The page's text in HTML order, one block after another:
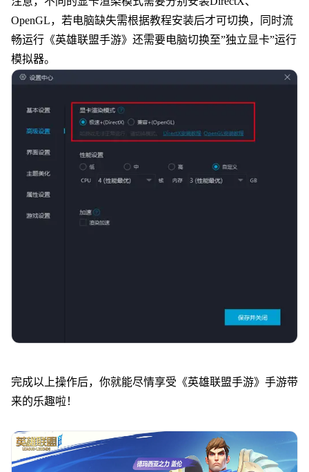
OpenGL，若电脑缺失需根据教程安装后才可切换，同时流
畅运行《英雄联盟手游》还需要电脑切换至”独立显卡”运行
模拟器。
完成以上操作后，你就能尽情享受《英雄联盟手游》手游带
来的乐趣啦！